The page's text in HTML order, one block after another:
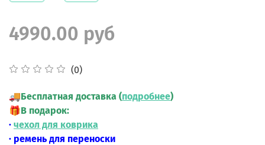
(0)
4990.00 руб
🚚Бесплатная доставка (подробнее)
🎁В подарок:
· чехол для коврика
· ремень для переноски